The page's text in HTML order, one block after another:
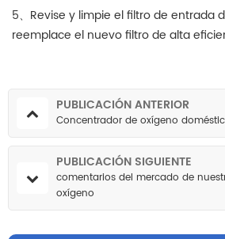
5、Revise y limpie el filtro de entrada
reemplace el nuevo filtro de alta
PUBLICACIÓN ANTERIOR
Concentrador de oxígeno
PUBLICACIÓN SIGUIENTE
comentarios del mercado de
oxígeno